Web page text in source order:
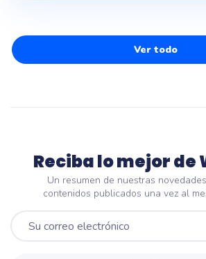
Ver todo
Reciba lo mejor de
Un resumen de nuestras
contenidos publicados una vez al